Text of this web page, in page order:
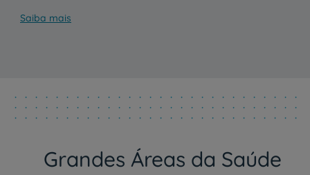
Saiba mais
Grandes Áreas da Saúde